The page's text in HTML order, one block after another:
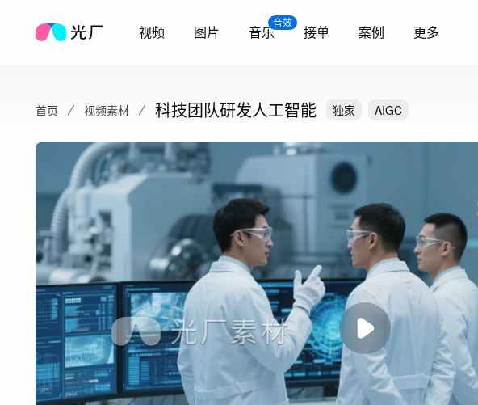
视频 图片
音效
音乐 接单 案例 更多
首页 视频素材 科技团队研发人工智能 独家 AIGC